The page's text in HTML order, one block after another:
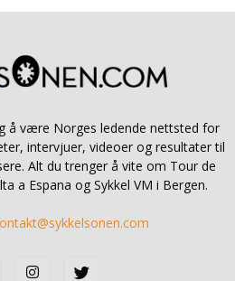
å være Norges ledende nettsted for
intervjuer, videoer og resultater til
Alt du trenger å vite om Tour de
a Espana og Sykkel VM i Bergen.